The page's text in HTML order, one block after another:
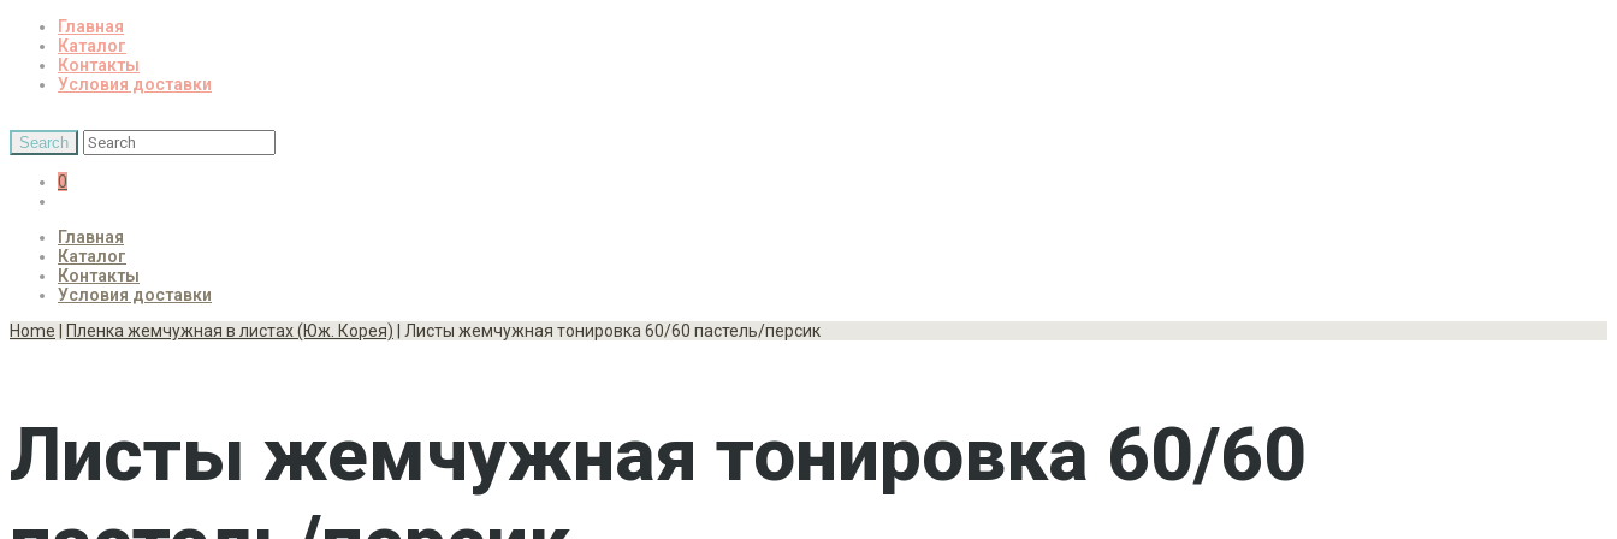
Главная
Каталог
Контакты
Условия доставки
0
Главная
Каталог
Контакты
Условия доставки
Home
Пленка жемчужная в листах (Юж. Корея) | Листы жемчужная тонировка 60/60 пастель/персик
Листы жемчужная тонировка 60/60